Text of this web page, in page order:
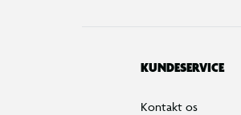
KUNDESERVICE
Kontakt os